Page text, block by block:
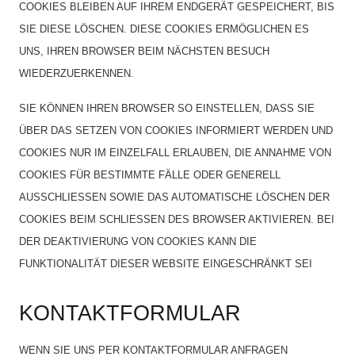
COOKIES BLEIBEN AUF IHREM ENDGERÄT GESPEICHERT, BIS
SIE DIESE LÖSCHEN. DIESE COOKIES ERMÖGLICHEN ES
UNS, IHREN BROWSER BEIM NÄCHSTEN BESUCH
WIEDERZUERKENNEN.
SIE KÖNNEN IHREN BROWSER SO EINSTELLEN, DASS SIE
ÜBER DAS SETZEN VON COOKIES INFORMIERT WERDEN UND
COOKIES NUR IM EINZELFALL ERLAUBEN, DIE ANNAHME VON
COOKIES FÜR BESTIMMTE FÄLLE ODER GENERELL
AUSSCHLIESSEN SOWIE DAS AUTOMATISCHE LÖSCHEN DER
COOKIES BEIM SCHLIESSEN DES BROWSER AKTIVIEREN. BEI
DER DEAKTIVIERUNG VON COOKIES KANN DIE
FUNKTIONALITÄT DIESER WEBSITE EINGESCHRÄNKT SEI
KONTAKTFORMULAR
WENN SIE UNS PER KONTAKTFORMULAR ANFRAGEN